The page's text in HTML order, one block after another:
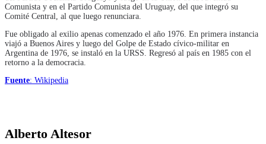
Comunista y en el Partido Comunista del Uruguay, del que integró su
Comité Central, al que luego renunciara.
Fue obligado al exilio apenas comenzado el año 1976. En primera instancia
viajó a Buenos Aires y luego del Golpe de Estado cívico-militar en
Argentina de 1976, se instaló en la URSS. Regresó al país en 1985 con el
retorno a la democracia.
Fuente: Wikipedia
Alberto Altesor